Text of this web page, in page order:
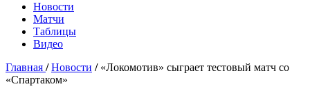
Новости
Матчи
Таблицы
Видео
Главная / Новости / «Локомотив» сыграет тестовый матч со
«Спартаком»